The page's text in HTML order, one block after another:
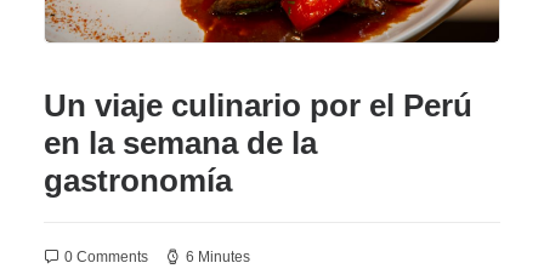
Un viaje culinario por el Perú
en la semana de la
gastronomía
0 Comments 6 Minutes